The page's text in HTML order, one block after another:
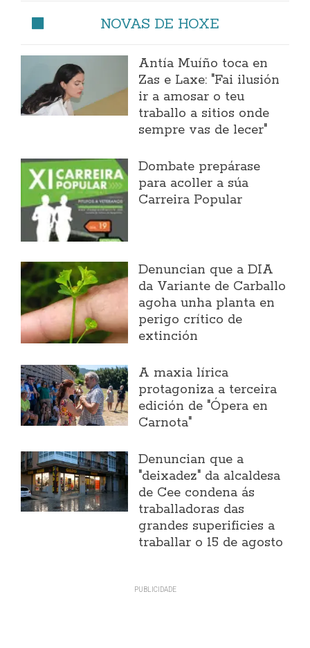
NOVAS DE HOXE
Antía Muíño toca en
Zas e Laxe: "Fai ilusión
ir a amosar o teu
traballo a sitios onde
sempre vas de lecer"
Dombate prepárase
para acoller a súa
Carreira Popular
Denuncian que a DIA
da Variante de Carballo
agoha unha planta en
perigo crítico de
extinción
A maxia lírica
protagoniza a terceira
edición de "Ópera en
Carnota"
Denuncian que a
"deixadez" da alcaldesa
de Cee condena ás
traballadoras das
grandes superificies a
traballar o 15 de agosto